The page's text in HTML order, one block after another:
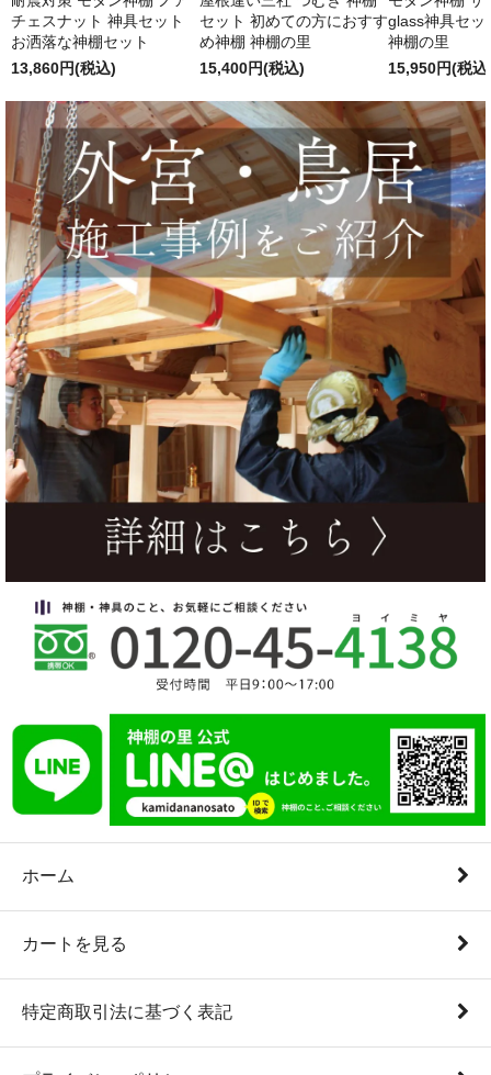
チェスナット 神具セット
お洒落な神棚セット
13,860円(税込)
セット 初めての方におすす
め神棚 神棚の里
15,400円(税込)
glass神具セッ
神棚の里
15,950円(税込
ホーム
カートを見る
特定商取引法に基づく表記